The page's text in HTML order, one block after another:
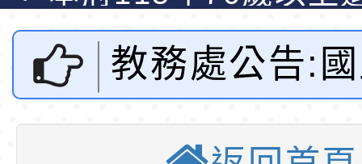
走」動畫影片
員健康講座「吃得安
心」，請退休同仁踴
清華光罩教學專業論
動時代中的好老師：
教師韌性
轉環境部「淨零綠領
程」
轉農業部桃園區農業
「115年食農教育專
錄取公告-桃園市桃
教務處公告:
教育大學辦理